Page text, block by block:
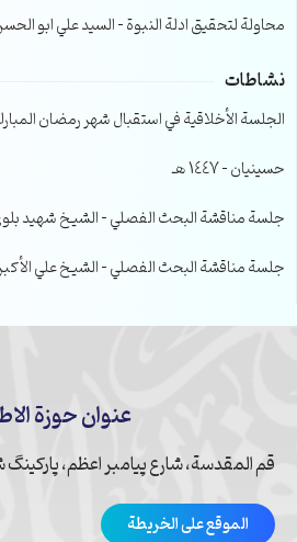
محاولة لتحقيق ادلة النبوة – السيد علي ابو
نشاطات
الجلسة الأخلاقية في استقبال شهر رمضان
حسينيان – 1447 هـ
جلسة مناقشة البحث الفصلي – الشيخ شهيد بلوي –
جلسة مناقشة البحث الفصلي – الشيخ علي الأكبر
عنوان حوزة
قم المقدسة، شارع پیامبر اعظم،
الموقع على الخريطة